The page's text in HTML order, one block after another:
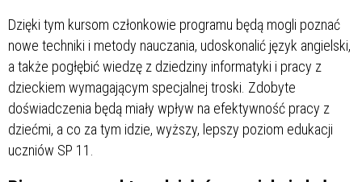
Dzięki tym kursom członkowie programu będą mogli poznać
nowe techniki i metody nauczania, udoskonalić język angielski,
a także pogłębić wiedzę z dziedziny informatyki i pracy z
dzieckiem wymagającym specjalnej troski. Zdobyte
doświadczenia będą miały wpływ na efektywność pracy z
dziećmi, a co za tym idzie, wyższy, lepszy poziom edukacji
uczniów SP 11.